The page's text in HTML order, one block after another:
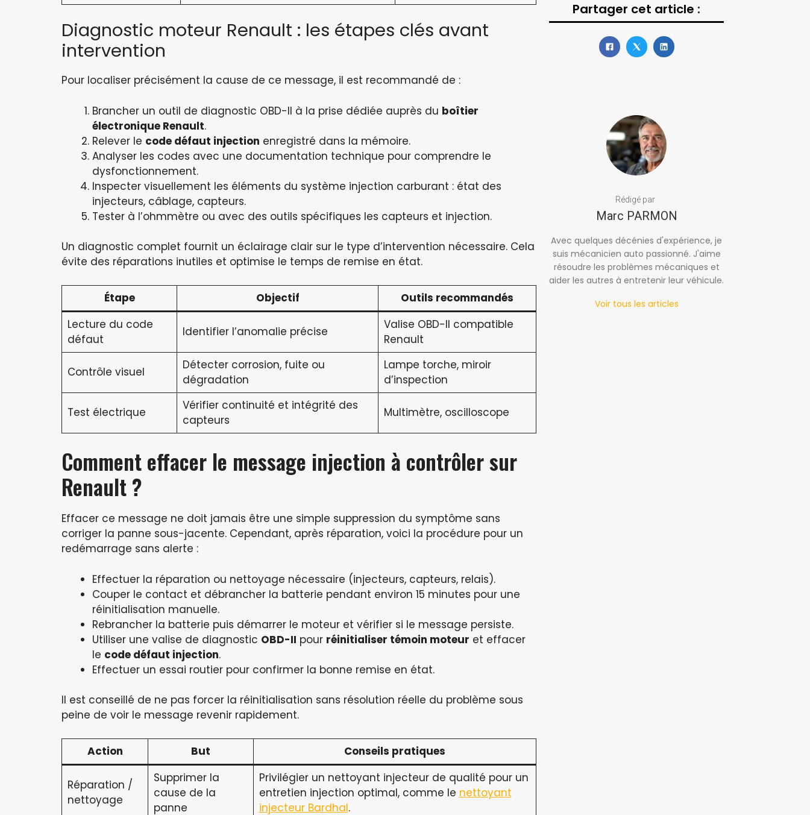
Diagnostic moteur Renault : les étapes clés avant
intervention
Pour localiser précisément la cause de ce message, il est recommandé de :
Brancher un outil de diagnostic OBD-II à la prise dédiée auprès du boîtier
électronique Renault.
Relever le code défaut injection enregistré dans la mémoire.
Analyser les codes avec une documentation technique pour comprendre le
dysfonctionnement.
Inspecter visuellement les éléments du système injection carburant : état des
injecteurs, câblage, capteurs.
Tester à l’ohmmètre ou avec des outils spécifiques les capteurs et injection.
Un diagnostic complet fournit un éclairage clair sur le type d’intervention nécessaire. Cela
évite des réparations inutiles et optimise le temps de remise en état.
Étape Objectif
Outils recommandés
Lecture du code
défaut
Identifier l’anomalie précise
Valise OBD-II compatible
Renault
Contrôle visuel
Détecter corrosion, fuite ou
dégradation
Lampe torche, miroir
d’inspection
Test électrique
Vérifier continuité et intégrité des
capteurs
Multimètre, oscilloscope
Comment effacer le message injection à contrôler sur
Renault ?
Effacer ce message ne doit jamais être une simple suppression du symptôme sans
corriger la panne sous-jacente. Cependant, après réparation, voici la procédure pour un
redémarrage sans alerte :
Effectuer la réparation ou nettoyage nécessaire (injecteurs, capteurs, relais).
Couper le contact et débrancher la batterie pendant environ 15 minutes pour une
réinitialisation manuelle.
Rebrancher la batterie puis démarrer le moteur et vérifier si le message persiste.
Utiliser une valise de diagnostic OBD-II pour réinitialiser témoin moteur et effacer
le code défaut injection.
Effectuer un essai routier pour confirmer la bonne remise en état.
Il est conseillé de ne pas forcer la réinitialisation sans résolution réelle du problème sous
peine de voir le message revenir rapidement.
Action But Conseils pratiques
Réparation /
nettoyage
Supprimer la
cause de la
panne
Privilégier un nettoyant injecteur de qualité pour un
entretien injection optimal, comme le nettoyant
injecteur Bardhal.
Partager cet article :
Rédigé par
Marc PARMON
Avec quelques décénies d'expérience, je
suis mécanicien auto passionné. J'aime
résoudre les problèmes mécaniques et
aider les autres à entretenir leur véhicule.
Voir tous les articles